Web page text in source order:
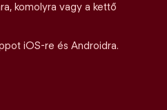
komolyra vagy a kettő
iOS-re és Androidra.